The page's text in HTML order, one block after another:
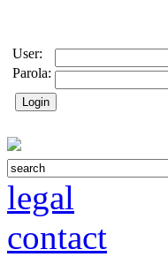
User:
Parola:
legal
contact